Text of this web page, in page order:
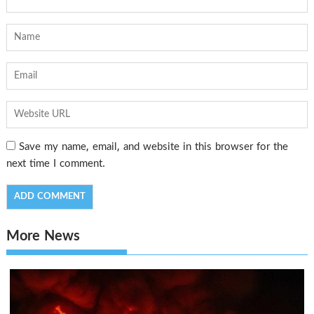
Save my name, email, and website in this browser for the
next time I comment.
More News